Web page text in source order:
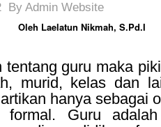
By Admin Website
Oleh Laelatun Nikmah, S.Pd.I
tentang guru maka
murid, kelas dan
hanya sebagai
formal. Guru